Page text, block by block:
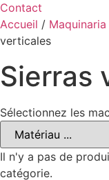
Contact
Accueil /
verticales
Sierras
Sélectionnez les
Il n'y a pas de
catégorie.